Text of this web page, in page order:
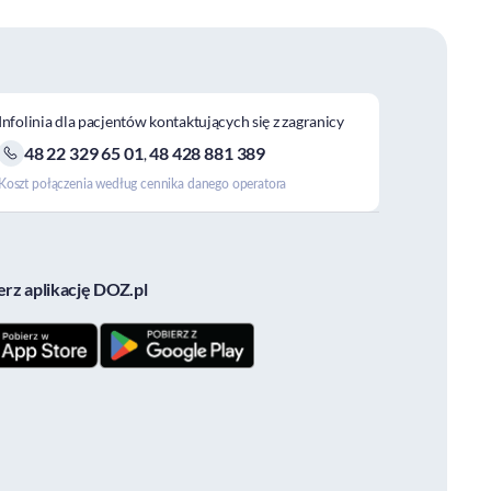
Infolinia dla pacjentów kontaktujących się z zagranicy
48 22 329 65 01,48 428 881 389
Koszt połączenia według cennika danego operatora
aplikację DOZ.pl